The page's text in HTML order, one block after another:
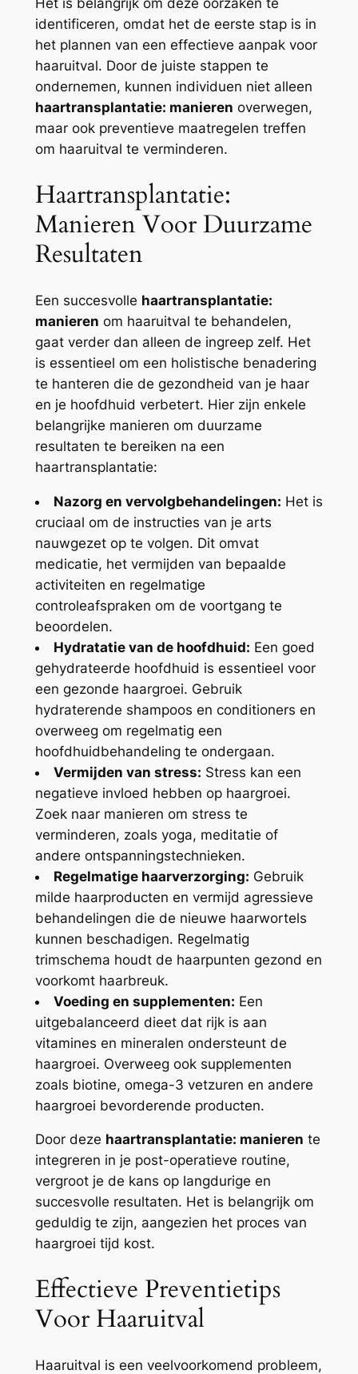
Het is belangrijk om deze oorzaken te
identificeren, omdat het de eerste stap is in
het plannen van een effectieve aanpak voor
haaruitval. Door de juiste stappen te
ondernemen, kunnen individuen niet alleen
haartransplantatie: manieren overwegen,
maar ook preventieve maatregelen treffen
om haaruitval te verminderen.
Haartransplantatie:
Manieren Voor Duurzame
Resultaten
Een succesvolle haartransplantatie:
manieren om haaruitval te behandelen,
gaat verder dan alleen de ingreep zelf. Het
is essentieel om een holistische benadering
te hanteren die de gezondheid van je haar
en je hoofdhuid verbetert. Hier zijn enkele
belangrijke manieren om duurzame
resultaten te bereiken na een
haartransplantatie:
Nazorg en vervolgbehandelingen: Het is
cruciaal om de instructies van je arts
nauwgezet op te volgen. Dit omvat
medicatie, het vermijden van bepaalde
activiteiten en regelmatige
controleafspraken om de voortgang te
beoordelen.
Hydratatie van de hoofdhuid: Een goed
gehydrateerde hoofdhuid is essentieel voor
een gezonde haargroei. Gebruik
hydraterende shampoos en conditioners en
overweeg om regelmatig een
hoofdhuidbehandeling te ondergaan.
Vermijden van stress: Stress kan een
negatieve invloed hebben op haargroei.
Zoek naar manieren om stress te
verminderen, zoals yoga, meditatie of
andere ontspanningstechnieken.
Regelmatige haarverzorging: Gebruik
milde haarproducten en vermijd agressieve
behandelingen die de nieuwe haarwortels
kunnen beschadigen. Regelmatig
trimschema houdt de haarpunten gezond en
voorkomt haarbreuk.
Voeding en supplementen: Een
uitgebalanceerd dieet dat rijk is aan
vitamines en mineralen ondersteunt de
haargroei. Overweeg ook supplementen
zoals biotine, omega-3 vetzuren en andere
haargroei bevorderende producten.
Door deze haartransplantatie: manieren te
integreren in je post-operatieve routine,
vergroot je de kans op langdurige en
succesvolle resultaten. Het is belangrijk om
geduldig te zijn, aangezien het proces van
haargroei tijd kost.
Effectieve Preventietips
Voor Haaruitval
Haaruitval is een veelvoorkomend probleem,